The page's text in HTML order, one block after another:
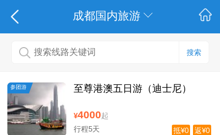
成都国内旅游
搜索
参团游 至尊港澳五日游（迪士尼）
¥4000起
行程5天
返¥0
抵¥0